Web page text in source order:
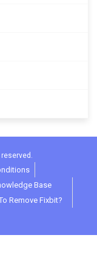
Base
Remove Fixbit?